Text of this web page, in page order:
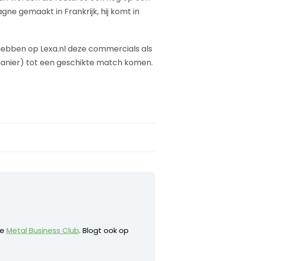
gemaakt in Frankrijk, hij komt in
op Lexa.nl deze commercials als
tot een geschikte match komen.
Metal Business Club. Blogt ook op